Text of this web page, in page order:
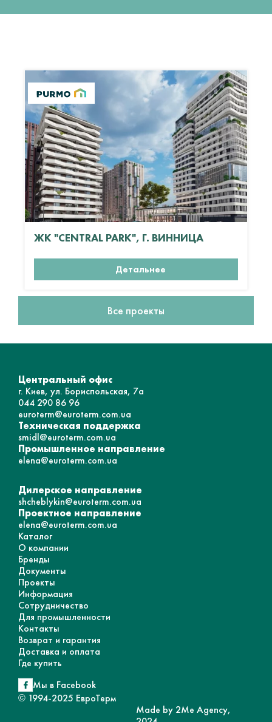
ЖК "CENTRAL PARK", Г. ВИННИЦА
Детальнее
Все проекты
Центральный офис
г. Киев, ул. Бориспольская, 7а
044 290 86 96
euroterm@euroterm.com.ua
Техническая поддержка
smidl@euroterm.com.ua
Промышленное направление
elena@euroterm.com.ua
Дилерское направление
shcheblykin@euroterm.com.ua
Проектное направление
elena@euroterm.com.ua
Каталог
О компании
Бренды
Документы
Проекты
Информация
Сотрудничество
Для промышленности
Контакты
Возврат и гарантия
Доставка и оплата
Где купить
Мы в Facebook
© 1994-2025 ЕвроТерм
Made by 2Me Agency,